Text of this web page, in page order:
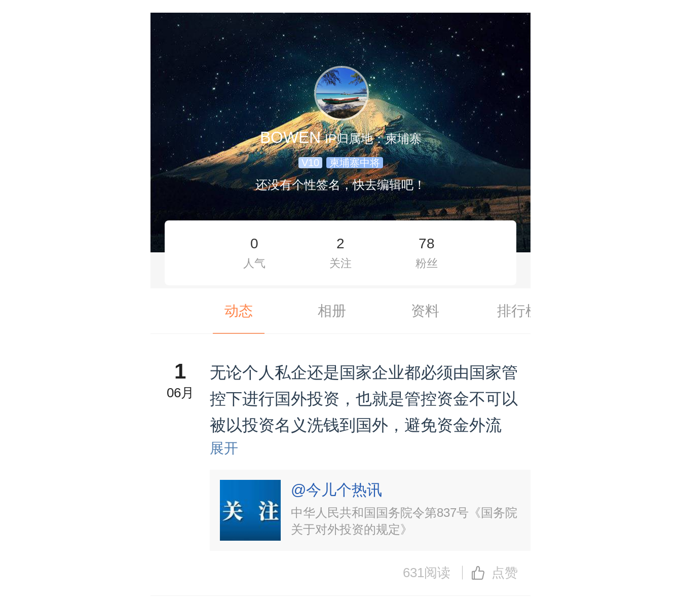
BOWEN IP归属地：柬埔寨
V10 柬埔寨中将
还没有个性签名，快去编辑吧！
0
人气
2
关注
78
粉丝
动态 相册 资料 排行榜
1
06月
无论个人私企还是国家企业都必须由国家管
控下进行国外投资，也就是管控资金不可以
被以投资名义洗钱到国外，避免资金外流
展开
@今儿个热讯
中华人民共和国国务院令第837号《国务院
关于对外投资的规定》
631阅读 点赞